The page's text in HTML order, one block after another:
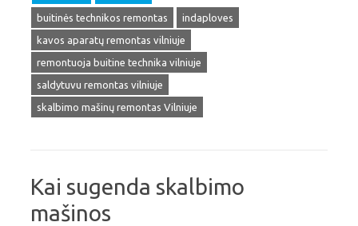
buitinės technikos remontas
indaploves
kavos aparatų remontas vilniuje
remontuoja buitine technika vilniuje
saldytuvu remontas vilniuje
skalbimo mašinų remontas Vilniuje
Kai sugenda skalbimo
mašinos